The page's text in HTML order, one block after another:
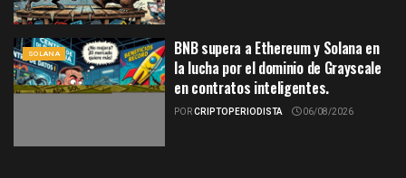
SOLANA
BNB supera a Ethereum y Solana en
la lucha por el dominio de Grayscale
en contratos inteligentes.
PORCRIPTOPERIODISTA 06/08/2026